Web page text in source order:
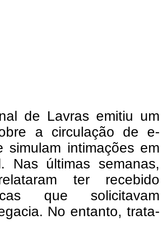
de Lavras emitiu um
a circulação de e-
simulam intimações em
Nas últimas semanas,
ter recebido
que solicitavam
No entanto, trata-